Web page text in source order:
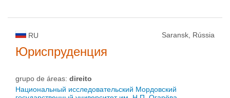
RU Saransk, Rússia
Юриспруденция
grupo de áreas: direito
Национальный исследовательский Мордовский